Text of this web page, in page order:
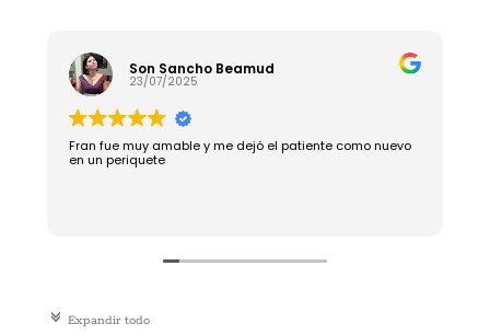
Son Sancho Beamud
23/07/2025
Fran fue muy amable y me dejó el patiente como nuevo
en un periquete
c Expandir todo